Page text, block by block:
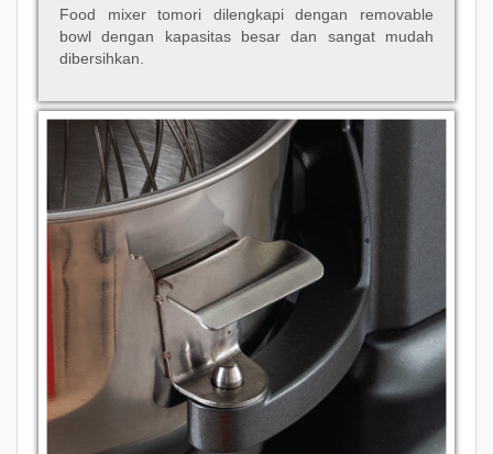
Food mixer tomori dilengkapi dengan removable
bowl dengan kapasitas besar dan sangat mudah
dibersihkan.